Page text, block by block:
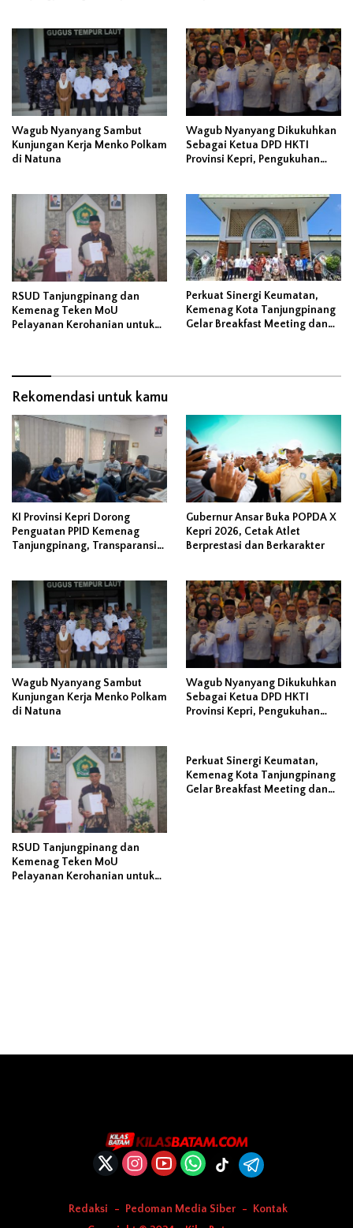
Wagub Nyanyang Sambut
Kunjungan Kerja Menko Polkam
di Natuna
Wagub Nyanyang Dikukuhkan
Sebagai Ketua DPD HKTI
Provinsi Kepri, Pengukuhan
Pangan’
RSUD Tanjungpinang dan
Kemenag Teken MoU
Pelayanan Kerohanian untuk
Perkuat Sinergi Keumatan,
Kemenag Kota Tanjungpinang
Gelar Breakfast Meeting dan
Rekomendasi untuk kamu
KI Provinsi Kepri Dorong
Penguatan PPID Kemenag
Tanjungpinang, Transparansi
Gubernur Ansar Buka POPDA X
Kepri 2026, Cetak Atlet
Berprestasi dan Berkarakter
Wagub Nyanyang Sambut
Kunjungan Kerja Menko Polkam
di Natuna
Wagub Nyanyang Dikukuhkan
Sebagai Ketua DPD HKTI
Provinsi Kepri, Pengukuhan
Pangan’
RSUD Tanjungpinang dan
Kemenag Teken MoU
Pelayanan Kerohanian untuk
Perkuat Sinergi Keumatan,
Kemenag Kota Tanjungpinang
Gelar Breakfast Meeting dan
Redaksi Pedoman Media Siber
Kontak